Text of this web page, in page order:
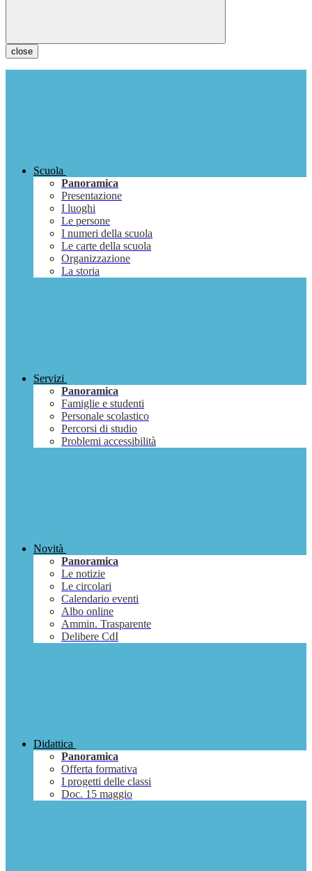
close
Scuola
Panoramica
Presentazione
I luoghi
Le persone
I numeri della scuola
Le carte della scuola
Organizzazione
La storia
Servizi
Panoramica
Famiglie e studenti
Personale scolastico
Percorsi di studio
Problemi accessibilità
Novità
Panoramica
Le notizie
Le circolari
Calendario eventi
Albo online
Ammin. Trasparente
Delibere CdI
Didattica
Panoramica
Offerta formativa
I progetti delle classi
Doc. 15 maggio